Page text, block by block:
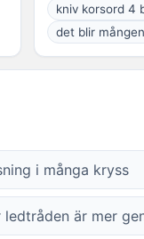
kniv korsord 4
det blir
i många kryss
ledtråden är mer